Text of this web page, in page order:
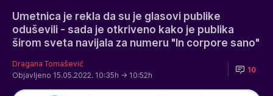
Umetnica je rekla da su je glasovi publike
oduševili - sada je otkriveno kako je publika
širom sveta navijala za numeru "In corpore sano"
Dragana Tomašević
Objavljeno 15.05.2022. 10:35h → 10:52h
10